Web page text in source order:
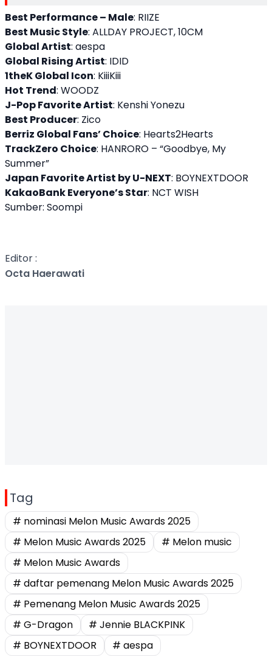
Best Performance – Male: RIIZE
Best Music Style: ALLDAY PROJECT, 10CM
Global Artist: aespa
Global Rising Artist: IDID
1theK Global Icon: KiiiKiii
Hot Trend: WOODZ
J-Pop Favorite Artist: Kenshi Yonezu
Best Producer: Zico
Berriz Global Fans’ Choice: Hearts2Hearts
TrackZero Choice: HANRORO – “Goodbye, My
Summer”
Japan Favorite Artist by U-NEXT: BOYNEXTDOOR
KakaoBank Everyone’s Star: NCT WISH
Sumber: Soompi
Editor :
Octa Haerawati
Tag
# nominasi Melon Music Awards 2025
# Melon Music Awards 2025
# Melon music
# Melon Music Awards
# daftar pemenang Melon Music Awards 2025
# Pemenang Melon Music Awards 2025
# G-Dragon
# Jennie BLACKPINK
# BOYNEXTDOOR
# aespa